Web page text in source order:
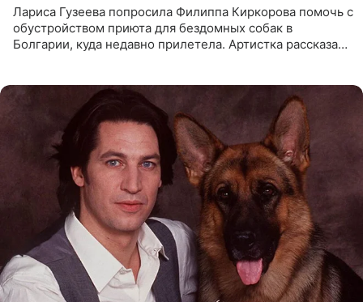
Лариса Гузеева попросила Филиппа Киркорова помочь с
обустройством приюта для бездомных собак в
Болгарии, куда недавно прилетела. Артистка рассказала